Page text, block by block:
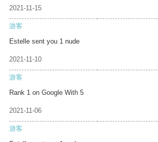
2021-11-15
游客
Estelle sent you 1 nude
2021-11-10
游客
Rank 1 on Google With 5
2021-11-06
游客